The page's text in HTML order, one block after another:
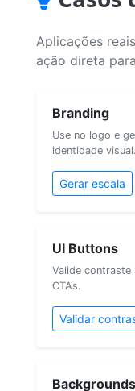
Aplicações
ação direta
Branding
Use no logo e
identidade visual.
Gerar escala
UI Buttons
Valide contraste
CTAs.
Validar
Backgrounds